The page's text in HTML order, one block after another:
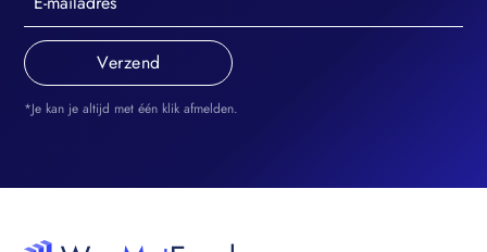
*Je kan je altijd met één klik afmelden.